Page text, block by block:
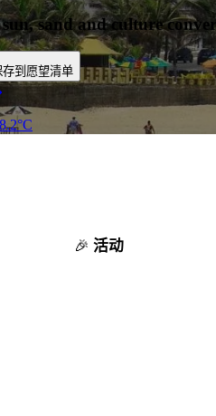
sand and culture
存到愿望清单
活动